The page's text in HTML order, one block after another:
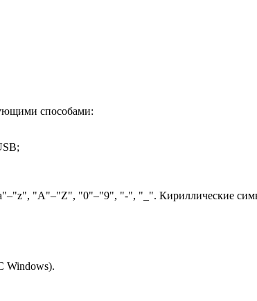
способами:
"A"–"Z", "0"–"9", "-", "_". Кириллические
Windows).